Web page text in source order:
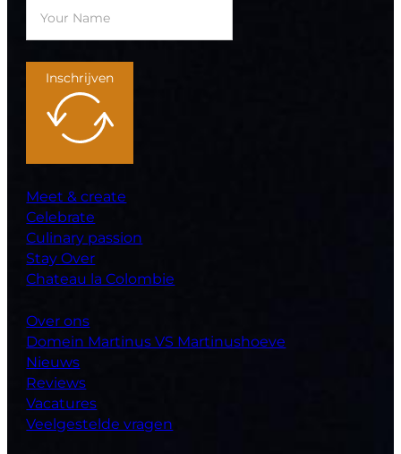
Inschrijven
Meet & create
Celebrate
Culinary passion
Stay Over
Chateau la Colombie
Over ons
Domein Martinus VS Martinushoeve
Nieuws
Reviews
Vacatures
Veelgestelde vragen